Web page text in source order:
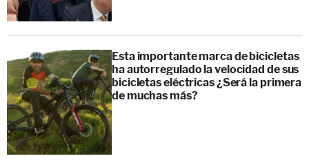
Esta importante marca de bicicletas
ha autorregulado la velocidad de sus
bicicletas eléctricas ¿Será la primera
de muchas más?